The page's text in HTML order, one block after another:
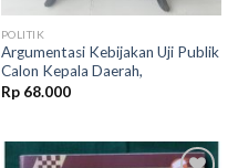
POLITIK
Argumentasi Kebijakan Uji Publik
Calon Kepala Daerah,
Rp68.000